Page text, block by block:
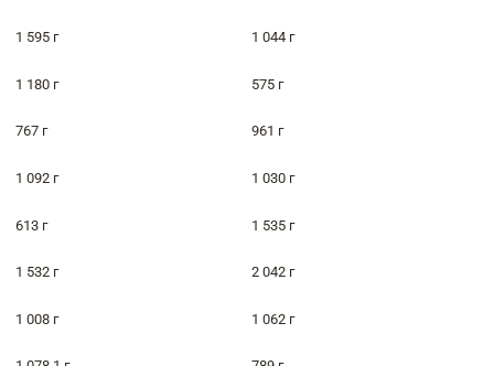
1 595 г 1 044 г
1 180 г 575 г
767 г 961 г
1 092 г 1 030 г
613 г 1 535 г
1 532 г 2 042 г
1 008 г 1 062 г